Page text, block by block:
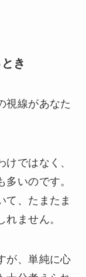
き
視線があなた
ではなく、
いのです。
て、たまたま
ません。
が、単純に心